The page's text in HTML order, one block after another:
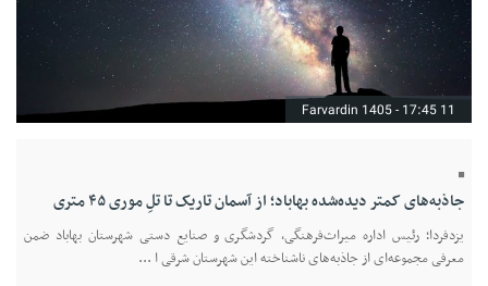
11 Farvardin 1405 - 17:45
جاذبه‌های کمتر دیده‌شده بهاباد؛ از آسمان تاریک تا تلِ موری ۴۵ متری
یزدفردا؛ رئیس اداره میراث‌فرهنگی، گردشگری و صنایع دستی شهرستان بهاباد ضمن
معرفی مجموعه‌ای از جاذبه‌های ناشناخته این شهرستان شرقی ا ...